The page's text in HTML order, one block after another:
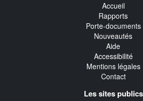
Accueil
Rapports
Porte-documents
Nouveautés
Aide
Accessibilité
Mentions légales
Contact
Les sites publics